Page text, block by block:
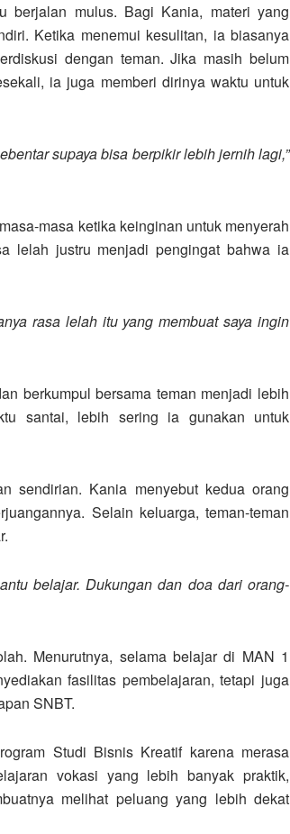
berjalan mulus. Bagi Kania, materi yang
Ketika menemui kesulitan, ia biasanya
dengan teman. Jika masih belum
ia juga memberi dirinya waktu untuk
supaya bisa berpikir lebih jernih lagi,”
masa ketika keinginan untuk menyerah
lelah justru menjadi pengingat bahwa ia
rasa lelah itu yang membuat saya ingin
berkumpul bersama teman menjadi lebih
santai, lebih sering ia gunakan untuk
sendirian. Kania menyebut kedua orang
Selain keluarga, teman-teman
belajar. Dukungan dan doa dari orang-
Menurutnya, selama belajar di MAN 1
fasilitas pembelajaran, tetapi juga
SNBT.
Studi Bisnis Kreatif karena merasa
vokasi yang lebih banyak praktik,
melihat peluang yang lebih dekat